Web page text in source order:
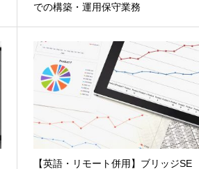
での構築・運用保守業務
【英語・リモート併用】ブリッジSE